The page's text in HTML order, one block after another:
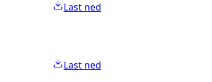
Last ned
Last ned